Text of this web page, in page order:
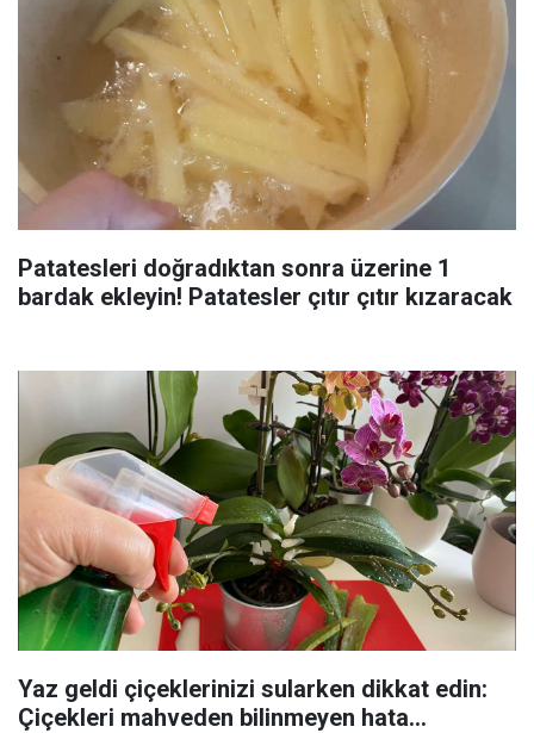
Patatesleri doğradıktan sonra üzerine 1
bardak ekleyin! Patatesler çıtır çıtır kızaracak
Yaz geldi çiçeklerinizi sularken dikkat edin:
Çiçekleri mahveden bilinmeyen hata...